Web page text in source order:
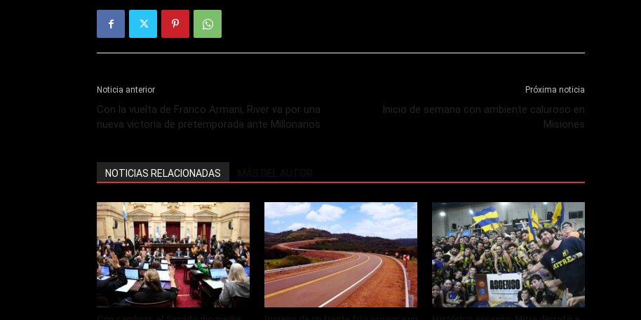
Noticia anterior
Con la vuelta de Franco Armani, River va por una
nueva victoria de pretemporada ante Millonarios
Próxima noticia
Inicio de semana con ambiente caluroso en
Misiones
NOTICIAS RELACIONADAS